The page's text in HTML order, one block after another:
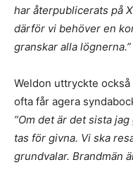
har återpublicerats på
därför vi behöver en
granskar alla lögnerna.”
Weldon uttryckte
ofta får agera
”Om det är det sista
tas för givna. Vi ska
grundvalar. Brandmän